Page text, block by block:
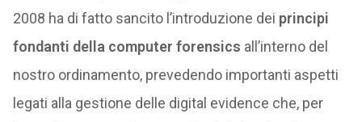
2008 ha di fatto sancito l’introduzione dei principi
fondanti della computer forensics all’interno del
nostro ordinamento, prevedendo importanti aspetti
legati alla gestione delle digital evidence che, per